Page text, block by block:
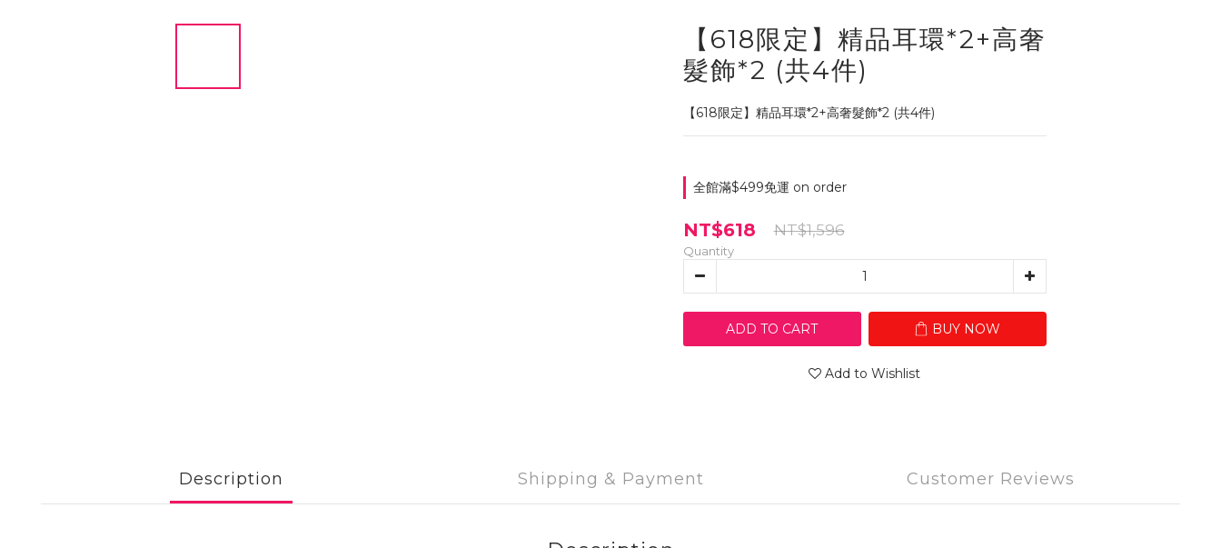
【618限定】精品耳環*2+高奢
髮飾*2 (共4件)
【618限定】精品耳環*2+高奢髮飾*2 (共4件)
全館滿$499免運 on order
NT$618 NT$1,596
Quantity
ADD TO CART BUY NOW
Add to Wishlist
Description Shipping & Payment Customer Reviews